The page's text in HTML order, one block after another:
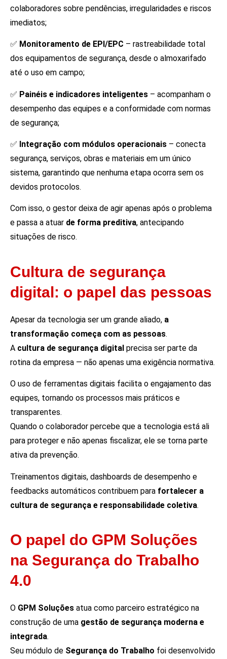
colaboradores sobre pendências, irregularidades e riscos
imediatos;
✅ Monitoramento de EPI/EPC – rastreabilidade total
dos equipamentos de segurança, desde o almoxarifado
até o uso em campo;
✅ Painéis e indicadores inteligentes – acompanham o
desempenho das equipes e a conformidade com normas
de segurança;
✅ Integração com módulos operacionais – conecta
segurança, serviços, obras e materiais em um único
sistema, garantindo que nenhuma etapa ocorra sem os
devidos protocolos.
Com isso, o gestor deixa de agir apenas após o problema
e passa a atuar de forma preditiva, antecipando
situações de risco.
Cultura de segurança
digital: o papel das pessoas
Apesar da tecnologia ser um grande aliado, a
transformação começa com as pessoas.
A cultura de segurança digital precisa ser parte da
rotina da empresa — não apenas uma exigência normativa.
O uso de ferramentas digitais facilita o engajamento das
equipes, tornando os processos mais práticos e
transparentes.
Quando o colaborador percebe que a tecnologia está ali
para proteger e não apenas fiscalizar, ele se torna parte
ativa da prevenção.
Treinamentos digitais, dashboards de desempenho e
feedbacks automáticos contribuem para fortalecer a
cultura de segurança e responsabilidade coletiva.
O papel do GPM Soluções
na Segurança do Trabalho
4.0
O GPM Soluções atua como parceiro estratégico na
construção de uma gestão de segurança moderna e
integrada.
Seu módulo de Segurança do Trabalho foi desenvolvido